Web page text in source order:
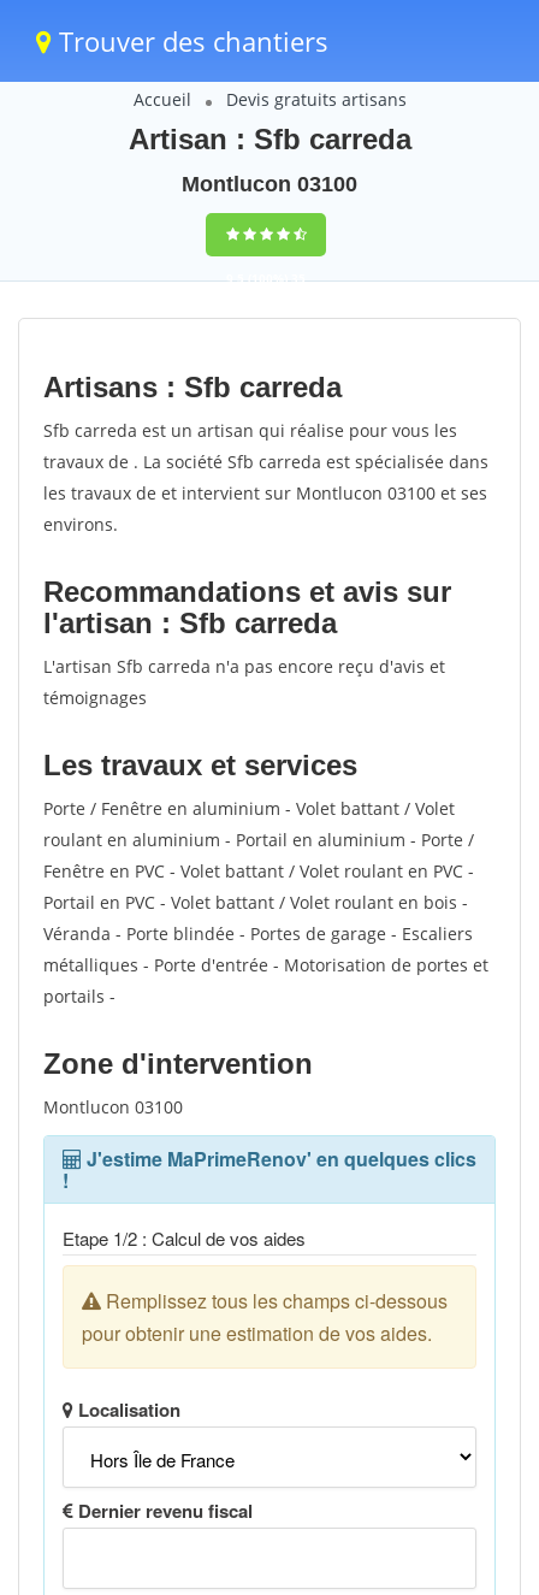
Trouver des chantiers
Accueil Devis gratuits artisans
Artisan : Sfb carreda
Montlucon 03100
9,5(100%)35
votes
Artisans : Sfb carreda
Sfb carreda est un artisan qui réalise pour vous les
travaux de . La société Sfb carreda est spécialisée dans
les travaux de et intervient sur Montlucon 03100 et ses
environs.
Recommandations et avis sur
l'artisan : Sfb carreda
L'artisan Sfb carreda n'a pas encore reçu d'avis et
témoignages
Les travaux et services
Porte / Fenêtre en aluminium - Volet battant / Volet
roulant en aluminium - Portail en aluminium - Porte /
Fenêtre en PVC - Volet battant / Volet roulant en PVC -
Portail en PVC - Volet battant / Volet roulant en bois -
Véranda - Porte blindée - Portes de garage - Escaliers
métalliques - Porte d'entrée - Motorisation de portes et
portails -
Zone d'intervention
Montlucon 03100